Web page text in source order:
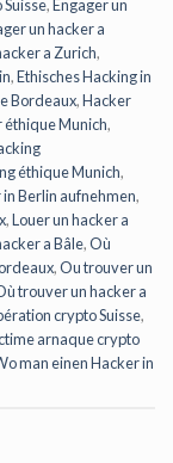
,Engager un
un hacker a
a Zurich,
,Ethisches Hacking in
Bordeaux,Hacker
éthique Munich,
éthique Munich,
Berlin aufnehmen,
,Louer un hacker a
a Bâle,Où
,Ou trouver un
trouver un hacker a
crypto Suisse,
arnaque crypto
man einen Hacker in